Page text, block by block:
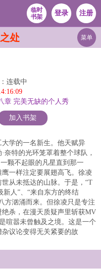
临时
书架
登录 注册
处 菜单
连载中
章 完美无缺的个人秀
加入书架
学的一名新生。他天赋异
奈特的光环笼罩着整个球队，
颗不起眼的凡星直到那一
一样注定要展翅高飞。徐凌
从未抵达的山脉。于是，“T
新人”、“来自东方的终结
汹涌而来。但徐凌只是专注
杀，在漫天质疑声里斩获MV
喧嚣未曾触及之境。这是一个
议论变得无关紧要的故